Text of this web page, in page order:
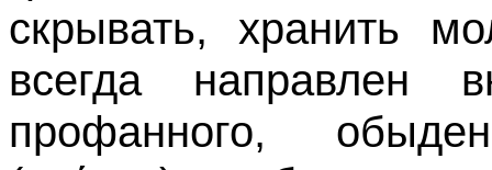
скрывать, хранить
всегда направлен
профанного,